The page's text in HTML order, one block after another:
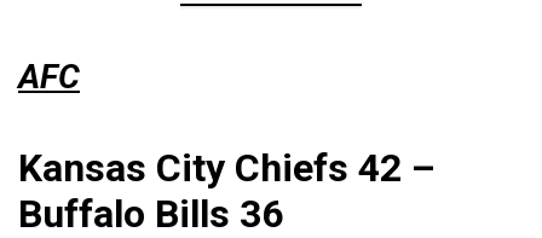
AFC
Kansas City Chiefs 42 –
Buffalo Bills 36